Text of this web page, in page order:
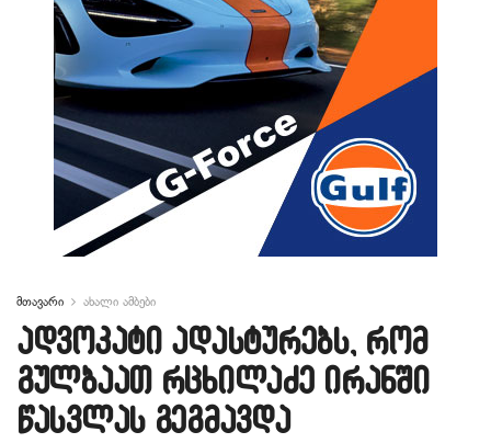
მთავარი ახალი ამბები
ადვოკატი ადასტურებს, რომ
გულბაათ რცხილაძე ირანში
წასვლას გეგმავდა